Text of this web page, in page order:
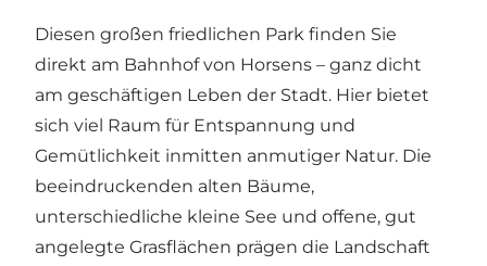
Diesen großen friedlichen Park finden Sie
direkt am Bahnhof von Horsens – ganz dicht
am geschäftigen Leben der Stadt. Hier bietet
sich viel Raum für Entspannung und
Gemütlichkeit inmitten anmutiger Natur. Die
beeindruckenden alten Bäume,
unterschiedliche kleine See und offene, gut
angelegte Grasflächen prägen die Landschaft